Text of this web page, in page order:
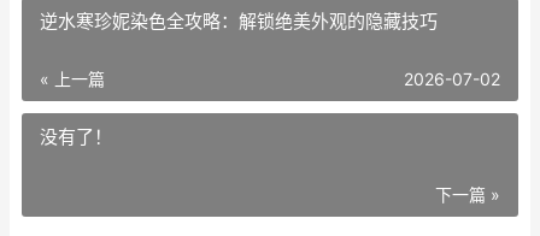
逆水寒珍妮染色全攻略：解锁绝美外观的隐藏技巧
« 上一篇 2026-07-02
没有了！
下一篇 »